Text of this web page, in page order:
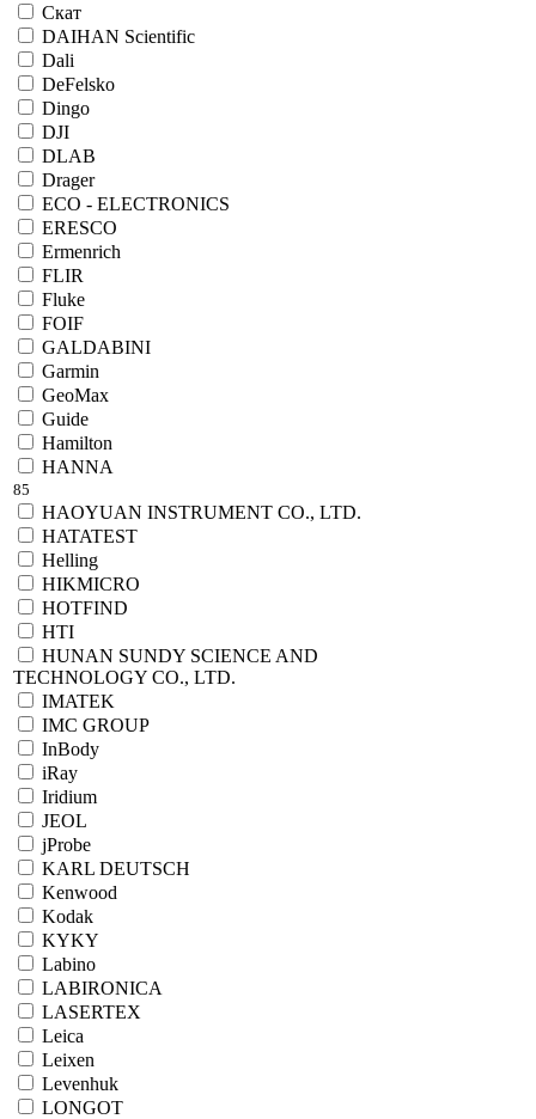
Cкат
DAIHAN Scientific
Dali
DeFelsko
Dingo
DJI
DLAB
Drager
ECO - ELECTRONICS
ERESCO
Ermenrich
FLIR
Fluke
FOIF
GALDABINI
Garmin
GeoMax
Guide
Hamilton
HANNA
85
HAOYUAN INSTRUMENT CO., LTD.
HATATEST
Helling
HIKMICRO
HOTFIND
HTI
HUNAN SUNDY SCIENCE AND
TECHNOLOGY CO., LTD.
IMATEK
IMC GROUP
InBody
iRay
Iridium
JEOL
jProbe
KARL DEUTSCH
Kenwood
Kodak
KYKY
Labino
LABIRONICA
LASERTEX
Leica
Leixen
Levenhuk
LONGOT